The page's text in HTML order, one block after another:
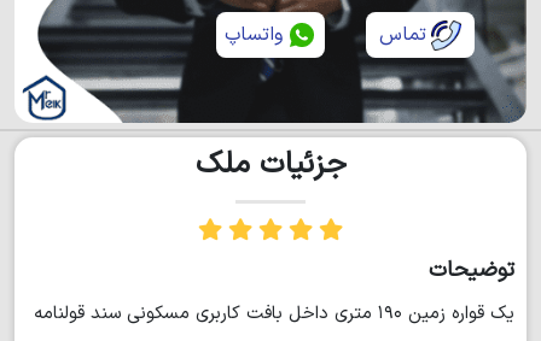
تماس
واتساپ
جزئیات ملک
توضیحات
یک قواره زمین ۱۹۰ متری داخل بافت کاربری مسکونی سند قولنامه